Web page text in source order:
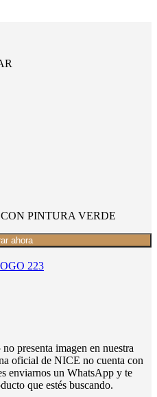
PINTURA VERDE
ahora
223
presenta imagen en nuestra
oficial de NICE no cuenta con
enviarnos un WhatsApp y te
que estés buscando.